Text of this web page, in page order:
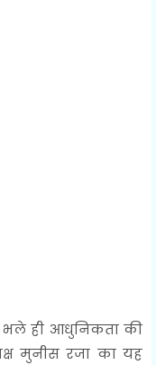
ही आधुनिकता की
मुनीस रजा का यह